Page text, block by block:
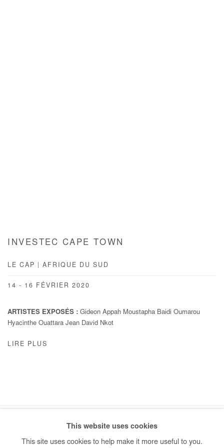
INVESTEC CAPE TOWN
LE CAP | AFRIQUE DU SUD
14 - 16 FÉVRIER 2020
ARTISTES EXPOSÉS : Gideon Appah Moustapha Baidi Oumarou
Hyacinthe Ouattara Jean David Nkot
LIRE PLUS
COPYRIGHT © #2026# AFIKARIS SITE BY ARTLOGIC
This website uses cookies
This site uses cookies to help make it more useful to you.